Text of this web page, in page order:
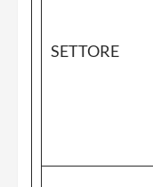
SETTORE